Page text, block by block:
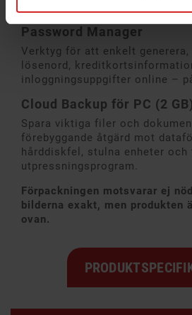
Password Manager
Verktyg för att enkelt
lösenord,
inloggningsuppgifter online –
Cloud Backup för PC (2 GB)
Spara viktiga filer och
förebyggande åtgärd mot
hårddiskfel, stulna enheter
utpressningsprogram.
Förpackningen motsvarar ej
bilderna exakt, men produkten
ovan.